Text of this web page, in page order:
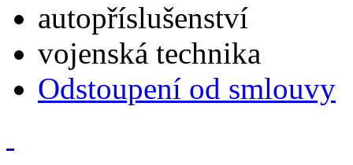
autopříslušenství
vojenská technika
Odstoupení od smlouvy